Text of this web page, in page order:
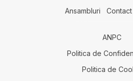
Ansambluri
Contact
ANPC
Politica de
Politica de